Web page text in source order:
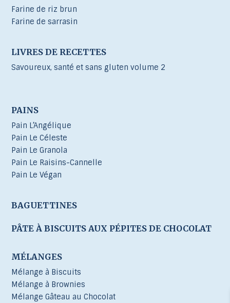
Farine de riz brun
Farine de sarrasin
LIVRES DE RECETTES
Savoureux, santé et sans gluten volume 2
PAINS
Pain L’Angélique
Pain Le Céleste
Pain Le Granola
Pain Le Raisins-Cannelle
Pain Le Végan
BAGUETTINES
PÂTE À BISCUITS AUX PÉPITES DE CHOCOLAT
MÉLANGES
Mélange à Biscuits
Mélange à Brownies
Mélange Gâteau au Chocolat